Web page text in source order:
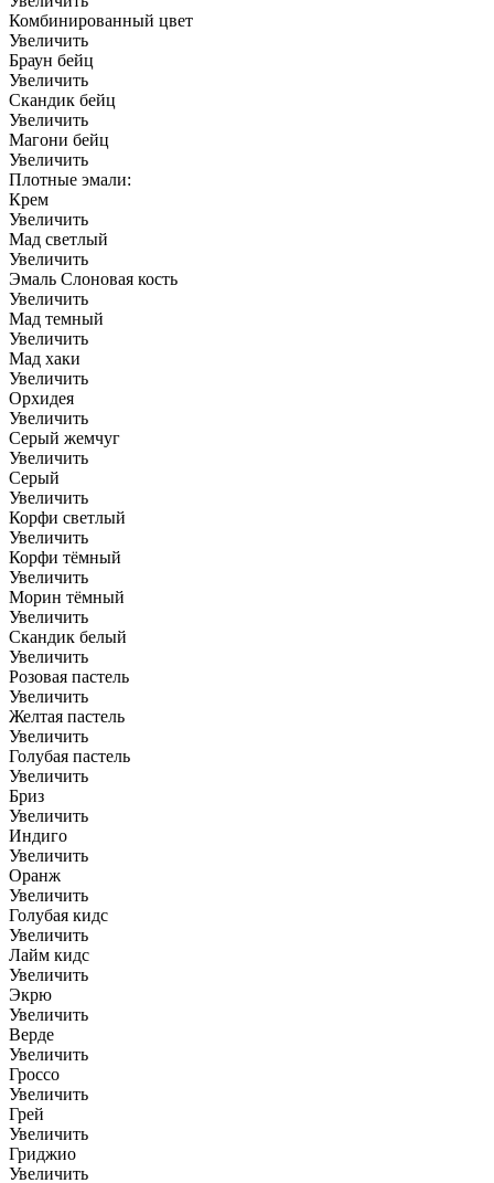
Комбинированный цвет
Увеличить
Браун бейц
Увеличить
Скандик бейц
Увеличить
Магони бейц
Увеличить
Плотные эмали:
Крем
Увеличить
Мад светлый
Увеличить
Эмаль Слоновая кость
Увеличить
Мад темный
Увеличить
Мад хаки
Увеличить
Орхидея
Увеличить
Серый жемчуг
Увеличить
Серый
Увеличить
Корфи светлый
Увеличить
Корфи тёмный
Увеличить
Морин тёмный
Увеличить
Скандик белый
Увеличить
Розовая пастель
Увеличить
Желтая пастель
Увеличить
Голубая пастель
Увеличить
Бриз
Увеличить
Индиго
Увеличить
Оранж
Увеличить
Голубая кидс
Увеличить
Лайм кидс
Увеличить
Экрю
Увеличить
Верде
Увеличить
Гроссо
Увеличить
Грей
Увеличить
Гриджио
Увеличить